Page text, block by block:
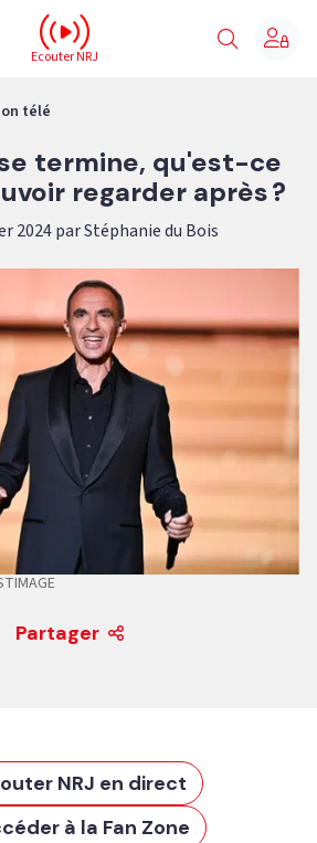
Ecouter NRJ
télé
termine, qu'est-ce
regarder après ?
2024 par Stéphanie du Bois
Partager
NRJ en direct
à la Fan Zone